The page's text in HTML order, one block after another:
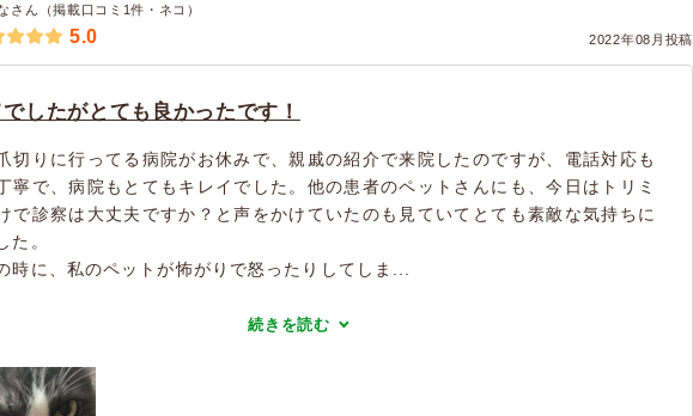
さん（掲載口コミ1件・ネコ）
2022年08月投稿
5.0
したがとても良かったです！
切りに行ってる病院がお休みで、親戚の紹介で来院したのですが、電話対応も
寧で、病院もとてもキレイでした。他の患者のペットさんにも、今日はトリミ
で診察は大丈夫ですか？と声をかけていたのも見ていてとても素敵な気持ちに
た。
時に、私のペットが怖がりで怒ったりしてしま...
続きを読む